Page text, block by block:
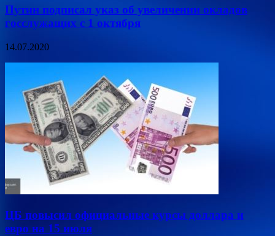
Путин подписал указ об увеличении окладов
госслужащих с 1 октября
14.07.2020
ЦБ повысил официальные курсы доллара и
евро на 15 июля